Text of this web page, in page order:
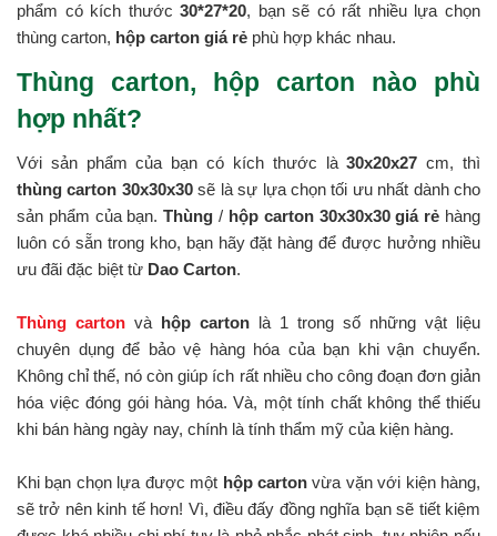
phẩm có kích thước30*27*20, bạn sẽ có rất nhiều lựa chọn
thùng carton, hộp carton giá rẻ phù hợp khác nhau.
Thùng carton, hộp carton nào phù
hợp nhất?
Với sản phẩm của bạn có kích thước là30x20x27cm, thì
thùng carton 30x30x30sẽ là sự lựa chọn tối ưu nhất dành cho
sản phẩm của bạn.Thùng/ hộp carton 30x30x30 giá rẻ hàng
luôn có sẵn trong kho, bạn hãy đặt hàng để được hưởng nhiều
ưu đãi đặc biệt từ Dao Carton.
Thùng carton và hộp carton là 1 trong số những vật liệu
chuyên dụng để bảo vệ hàng hóa của bạn khi vận chuyển.
Không chỉ thế, nó còn giúp ích rất nhiều cho công đoạn đơn giản
hóa việc đóng gói hàng hóa. Và, một tính chất không thể thiếu
khi bán hàng ngày nay, chính là tính thẩm mỹ của kiện hàng.
Khi bạn chọn lựa được một hộp cartonvừa vặn với kiện hàng,
sẽ trở nên kinh tế hơn! Vì, điều đấy đồng nghĩa bạn sẽ tiết kiệm